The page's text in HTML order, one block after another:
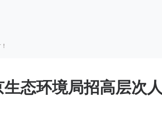
态环境局招高层次人